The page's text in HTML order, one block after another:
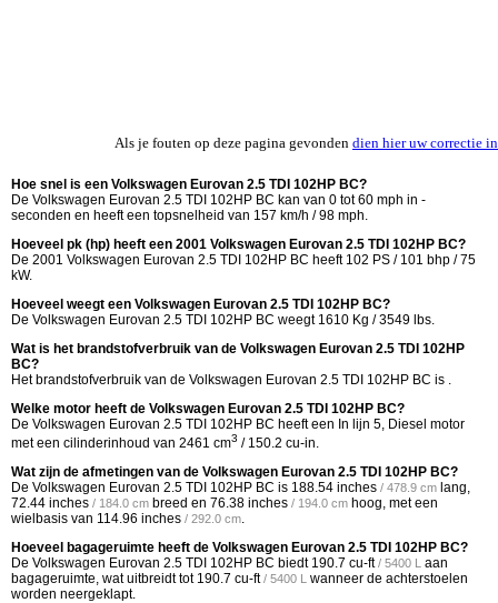
Als je fouten op deze pagina gevonden dien hier uw correctie in
Hoe snel is een Volkswagen Eurovan 2.5 TDI 102HP BC?
De Volkswagen Eurovan 2.5 TDI 102HP BC kan van 0 tot 60 mph in -
seconden en heeft een topsnelheid van 157 km/h / 98 mph.
Hoeveel pk (hp) heeft een 2001 Volkswagen Eurovan 2.5 TDI 102HP BC?
De 2001 Volkswagen Eurovan 2.5 TDI 102HP BC heeft 102 PS / 101 bhp / 75
kW.
Hoeveel weegt een Volkswagen Eurovan 2.5 TDI 102HP BC?
De Volkswagen Eurovan 2.5 TDI 102HP BC weegt 1610 Kg / 3549 lbs.
Wat is het brandstofverbruik van de Volkswagen Eurovan 2.5 TDI 102HP
BC?
Het brandstofverbruik van de Volkswagen Eurovan 2.5 TDI 102HP BC is .
Welke motor heeft de Volkswagen Eurovan 2.5 TDI 102HP BC?
De Volkswagen Eurovan 2.5 TDI 102HP BC heeft een In lijn 5, Diesel motor
met een cilinderinhoud van 2461 cm3 / 150.2 cu-in.
Wat zijn de afmetingen van de Volkswagen Eurovan 2.5 TDI 102HP BC?
De Volkswagen Eurovan 2.5 TDI 102HP BC is 188.54 inches / 478.9 cm lang,
72.44 inches / 184.0 cm breed en 76.38 inches / 194.0 cm hoog, met een
wielbasis van 114.96 inches / 292.0 cm
Hoeveel bagageruimte heeft de Volkswagen Eurovan 2.5 TDI 102HP BC?
De Volkswagen Eurovan 2.5 TDI 102HP BC biedt 190.7 cu-ft / 5400 L aan
bagageruimte, wat uitbreidt tot 190.7 cu-ft / 5400 L wanneer de achterstoelen
worden neergeklapt.